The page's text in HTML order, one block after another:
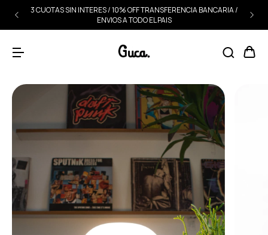
3 CUOTAS SIN INTERES / 10% OFF TRANSFERENCIA BANCARIA /
ENVIOS A TODO EL PAIS